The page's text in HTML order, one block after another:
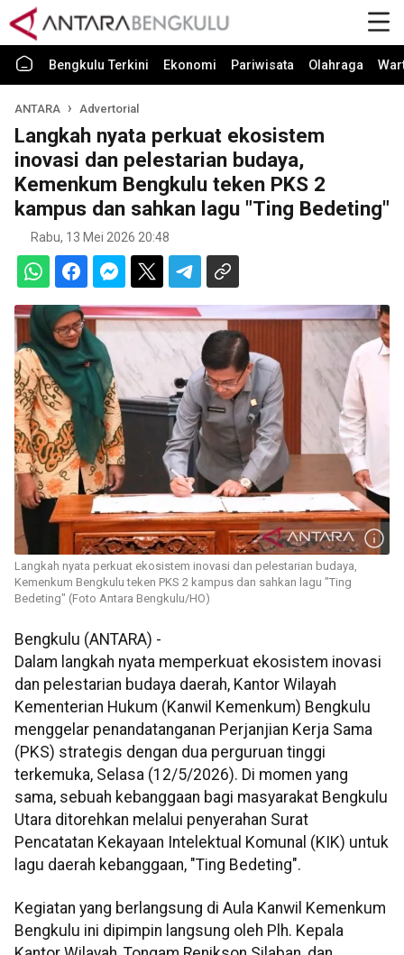
Bengkulu Terkini Ekonomi Pariwisata Olahraga
ANTARA Advertorial
Langkah nyata perkuat ekosistem
inovasi dan pelestarian budaya,
Kemenkum Bengkulu teken PKS 2
kampus dan sahkan lagu "Ting Bedeting"
Rabu, 13 Mei 2026 20:48
Langkah nyata perkuat ekosistem inovasi dan pelestarian budaya,
Kemenkum Bengkulu teken PKS 2 kampus dan sahkan lagu "Ting
Bedeting" (Foto Antara Bengkulu/HO)
Bengkulu (ANTARA) -
Dalam langkah nyata memperkuat ekosistem inovasi
dan pelestarian budaya daerah, Kantor Wilayah
Kementerian Hukum (Kanwil Kemenkum) Bengkulu
menggelar penandatanganan Perjanjian Kerja Sama
(PKS) strategis dengan dua perguruan tinggi
terkemuka, Selasa (12/5/2026). Di momen yang
sama, sebuah kebanggaan bagi masyarakat Bengkulu
Utara ditorehkan melalui penyerahan Surat
Pencatatan Kekayaan Intelektual Komunal (KIK) untuk
lagu daerah kebanggaan, "Ting Bedeting".
Kegiatan yang berlangsung di Aula Kanwil Kemenkum
Bengkulu ini dipimpin langsung oleh Plh. Kepala